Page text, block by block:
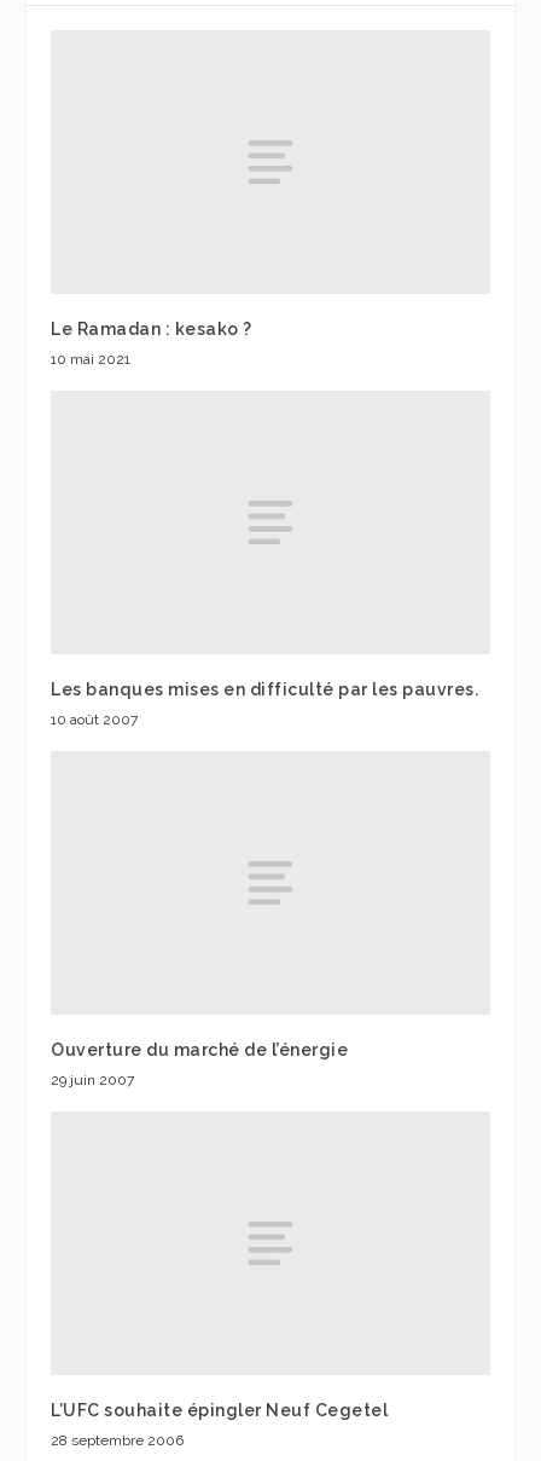
Le Ramadan : kesako ?
10 mai 2021
Les banques mises en difficulté par les pauvres.
10 août 2007
Ouverture du marché de l’énergie
29 juin 2007
L’UFC souhaite épingler Neuf Cegetel
28 septembre 2006